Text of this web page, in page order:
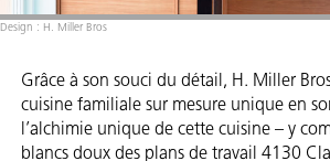
Design : H. Miller Bros
Grâce à son souci du détail, H. Miller
cuisine familiale sur mesure unique en
l’alchimie unique de cette cuisine – y
blancs doux des plans de travail 4130